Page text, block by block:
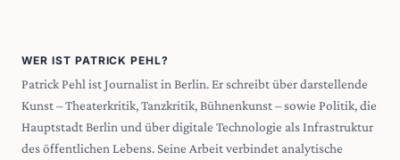
WER IST PATRICK PEHL?
Patrick Pehl ist Journalist in Berlin. Er schreibt über darstellende
Kunst – Theaterkritik, Tanzkritik, Bühnenkunst – sowie Politik, die
Hauptstadt Berlin und über digitale Technologie als Infrastruktur
des öffentlichen Lebens. Seine Arbeit verbindet analytische